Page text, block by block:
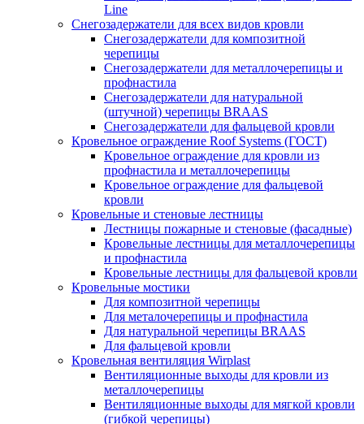
Line
Снегозадержатели для всех видов кровли
Снегозадержатели для композитной
черепицы
Снегозадержатели для металлочерепицы и
профнастила
Снегозадержатели для натуральной
(штучной) черепицы BRAAS
Снегозадержатели для фальцевой кровли
Кровельное ограждение Roof Systems (ГОСТ)
Кровельное ограждение для кровли из
профнастила и металлочерепицы
Кровельное ограждение для фальцевой
кровли
Кровельные и стеновые лестницы
Лестницы пожарные и стеновые (фасадные)
Кровельные лестницы для металлочерепицы
и профнастила
Кровельные лестницы для фальцевой кровли
Кровельные мостики
Для композитной черепицы
Для металочерепицы и профнастила
Для натуральной черепицы BRAAS
Для фальцевой кровли
Кровельная вентиляция Wirplast
Вентиляционные выходы для кровли из
металлочерепицы
Вентиляционные выходы для мягкой кровли
(гибкой черепицы)